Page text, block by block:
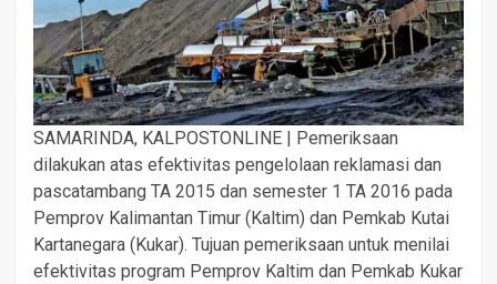
SAMARINDA, KALPOSTONLINE | Pemeriksaan
dilakukan atas efektivitas pengelolaan reklamasi dan
pascatambang TA 2015 dan semester 1 TA 2016 pada
Pemprov Kalimantan Timur (Kaltim) dan Pemkab Kutai
Kartanegara (Kukar). Tujuan pemeriksaan untuk menilai
efektivitas program Pemprov Kaltim dan Pemkab Kukar